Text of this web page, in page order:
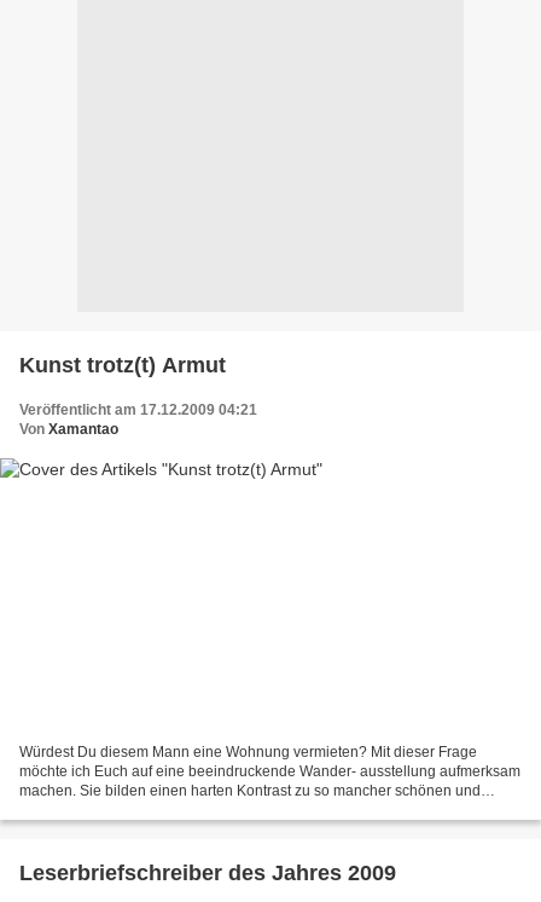
Kunst trotz(t) Armut
Veröffentlicht am 17.12.2009 04:21
Von Xamantao
Würdest Du diesem Mann eine Wohnung vermieten? Mit dieser Frage
möchte ich Euch auf eine beeindruckende Wander- ausstellung aufmerksam
machen. Sie bilden einen harten Kontrast zu so mancher schönen und
Leserbriefschreiber des Jahres 2009